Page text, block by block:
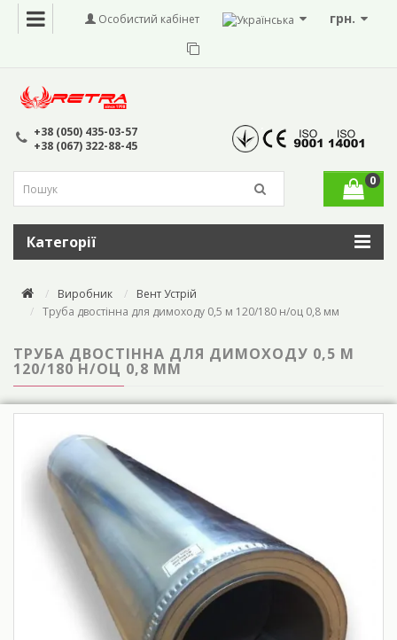
грн.
Особистий кабінет
+38 (050) 435-03-57
+38 (067) 322-88-45
0
Категорії
Виробник
Вент Устрій
Труба двостінна для димоходу 0,5 м 120/180 н/оц 0,8 мм
ТРУБА ДВОСТІННА ДЛЯ ДИМОХОДУ 0,5 М
120/180 Н/ОЦ 0,8 ММ